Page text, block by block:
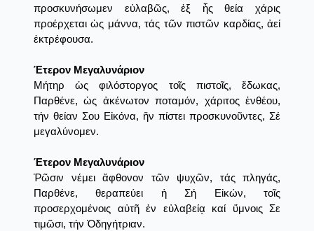
προσκυνήσωμεν εὐλαβῶς, ἐξ ἧς θεία χάρις
προέρχεται ὡς μάννα, τάς τῶν πιστῶν καρδίας, ἀεί
ἐκτρέφουσα.
Έτερον Μεγαλυνάριον
Μήτηρ ὡς φιλόστοργος τοῖς πιστοῖς, ἔδωκας,
Παρθένε, ὡς ἀκένωτον ποταμόν, χάριτος ἐνθέου,
τήν θείαν Σου Εἰκόνα, ἥν πίστει προσκυνοῦντες, Σέ
μεγαλύνομεν.
Έτερον Μεγαλυνάριον
Ῥῶσιν νέμει ἄφθονον τῶν ψυχῶν, τάς πληγάς,
Παρθένε, θεραπεύει ἡ Σή Εἰκών, τοῖς
προσερχομένοις αὐτῆ ἐν εὐλαβείᾳ καί ὕμνοις Σε
τιμῶσι, τήν Ὁδηγήτριαν.